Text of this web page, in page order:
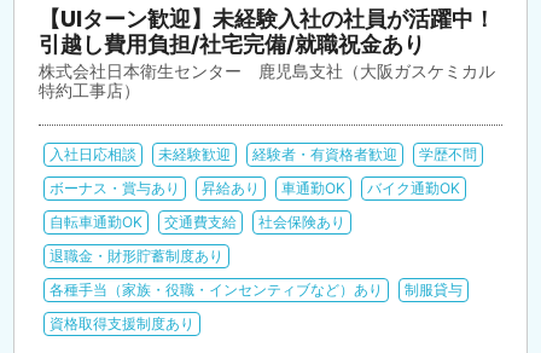
【UIターン歓迎】未経験入社の社員が活躍中！
引越し費用負担/社宅完備/就職祝金あり
株式会社日本衛生センター 鹿児島支社（大阪ガスケミカル
特約工事店）
入社日応相談 未経験歓迎 経験者・有資格者歓迎
学歴不問
ボーナス・賞与あり
昇給あり 車通勤OK
バイク通勤OK
自転車通勤OK
交通費支給
社会保険あり
退職金・財形貯蓄制度あり
各種手当（家族・役職・インセンティブなど）あり
制服貸与
資格取得支援制度あり